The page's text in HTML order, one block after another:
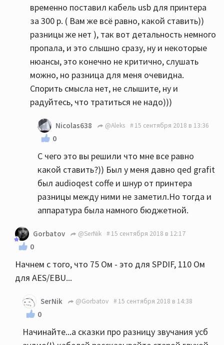
временно поставил кабель usb для принтера
за 300 р. ( Вам же всё равно, какой ставить))
разницы же нет ), так вот детальность немного
пропала, и это слышно сразу, ну и некоторые
нюансы, это конечно не критично, слушать
можно, но разница для меня очевидна.
Спорить смысла нет, не слышите, ну и
радуйтесь, что тратиться не надо)))
Nicolas638 @Aleks 15 сентября 2018 в 13:36
0
С чего это вы решили что мне все равно
какой ставить?)) Был у меня давно qed grafit
был audioqest coffe и шнур от принтера
разницы между ними не заметил.Но тогда и
аппаратура была намного бюджетной.
Gorbatov @SerNik 15 сентября 2018 в 12:17
0
Начнем с того, что 75 Ом - это для SPDIF, 110 Ом
для AES/EBU...
SerNik @Gorbatov 15 сентября 2018 в 14:38
0
Начинайте...а сказки про разницу звучания усб